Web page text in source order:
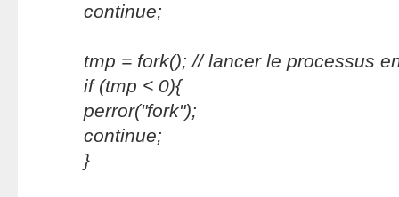
continue;
tmp = fork(); // lancer le processus
if (tmp < 0){
perror("fork");
continue;
}